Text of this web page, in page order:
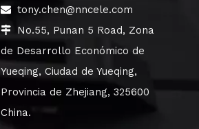
 tony.chen@nncele.com

No.55, Punan 5 Road, Zona
de Desarrollo Económico de
Yueqing, Ciudad de Yueqing,
Provincia de Zhejiang, 325600
China.